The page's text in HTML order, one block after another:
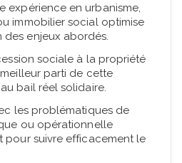
expérience en urbanisme,
immobilier social optimise
enjeux abordés.
sociale à la propriété
parti de cette
bail réel solidaire.
les problématiques de
ou opérationnelle
pour suivre efficacement le